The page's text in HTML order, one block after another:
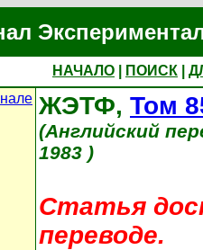
НАЧАЛО ПОИСК
ЖЭТФ, Том
(Английский
1983 )
Статья
переводе.